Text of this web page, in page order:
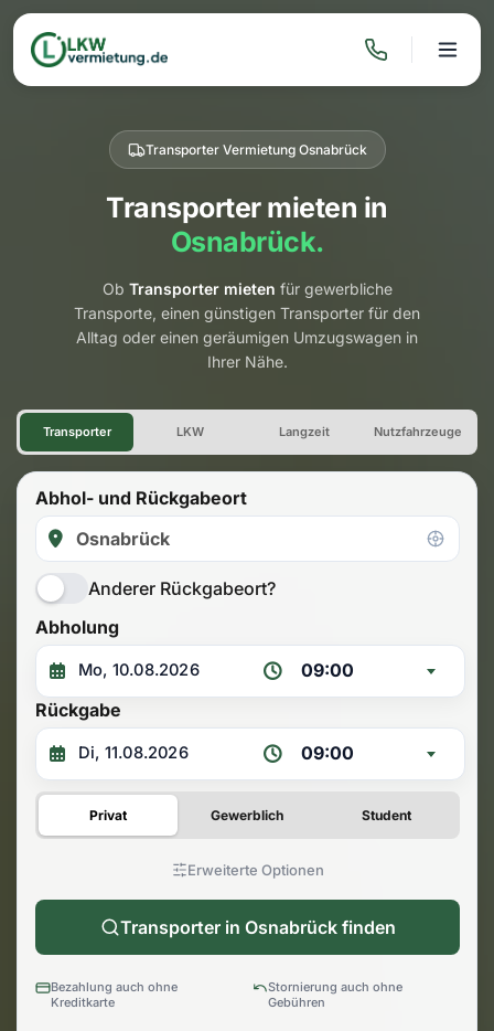
Transporter Vermietung Osnabrück
Transporter mieten in
Osnabrück.
Ob Transporter mieten für gewerbliche
Transporte, einen günstigen Transporter für den
Alltag oder einen geräumigen Umzugswagen in
Ihrer Nähe.
Transporter Vermietung
Transporter LKW Langzeit Nutzfahrzeuge
Abhol- und Rückgabeort
Anderer Rückgabeort?
Abholung
09:00
Rückgabe
09:00
Privat Gewerblich Student
Erweiterte Optionen
Transporter in Osnabrück finden
Bezahlung auch ohne
Kreditkarte
Stornierung auch ohne
Gebühren